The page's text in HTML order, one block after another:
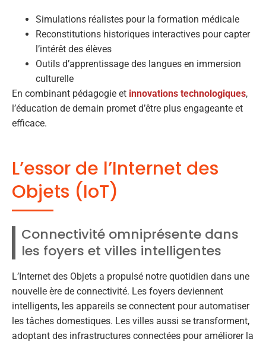
Simulations réalistes pour la formation médicale
Reconstitutions historiques interactives pour capter
l’intérêt des élèves
Outils d’apprentissage des langues en immersion
culturelle
En combinant pédagogie et innovations technologiques,
l’éducation de demain promet d’être plus engageante et
efficace.
L’essor de l’Internet des
Objets (IoT)
Connectivité omniprésente dans
les foyers et villes intelligentes
L’Internet des Objets a propulsé notre quotidien dans une
nouvelle ère de connectivité. Les foyers deviennent
intelligents, les appareils se connectent pour automatiser
les tâches domestiques. Les villes aussi se transforment,
adoptant des infrastructures connectées pour améliorer la